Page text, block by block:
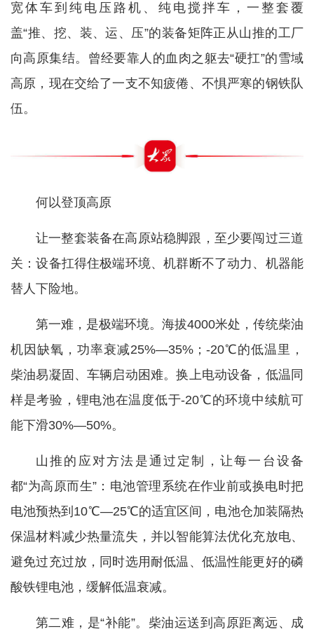
宽体车到纯电压路机、纯电搅拌车，一整套覆
盖“推、挖、装、运、压”的装备矩阵正从山推的工厂
向高原集结。曾经要靠人的血肉之躯去“硬扛”的雪域
高原，现在交给了一支不知疲倦、不惧严寒的钢铁队
伍。
何以登顶高原
让一整套装备在高原站稳脚跟，至少要闯过三道
关：设备扛得住极端环境、机群断不了动力、机器能
替人下险地。
第一难，是极端环境。海拔4000米处，传统柴油
机因缺氧，功率衰减25%—35%；-20℃的低温里，
柴油易凝固、车辆启动困难。换上电动设备，低温同
样是考验，锂电池在温度低于-20℃的环境中续航可
能下滑30%—50%。
山推的应对方法是通过定制，让每一台设备
都“为高原而生”：电池管理系统在作业前或换电时把
电池预热到10℃—25℃的适宜区间，电池仓加装隔热
保温材料减少热量流失，并以智能算法优化充放电、
避免过充过放，同时选用耐低温、低温性能更好的磷
酸铁锂电池，缓解低温衰减。
第二难，是“补能”。柴油运送到高原距离远、成